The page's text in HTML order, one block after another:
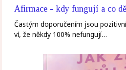
Afirmace - kdy fungují a co
Častým doporučením jsou
ví, že někdy 100% nefungují…